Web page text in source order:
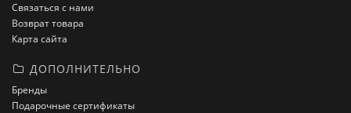
Связаться с нами
Возврат товара
Карта сайта
ДОПОЛНИТЕЛЬНО
Бренды
Подарочные сертификаты